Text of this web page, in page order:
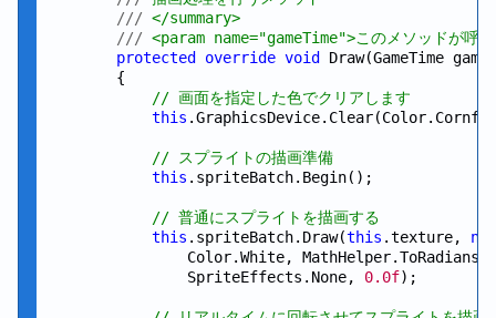
/// </summary>
/// <param name="gameTime">このメソッドが呼
protected
override void
Draw(GameTime
        {
// 画面を指定した色でクリアします
this
// スプライトの描画準備
this .spriteBatch.Begin();
// 普通にスプライトを描画する
this .spriteBatch.Draw(this .texture, new
                Color.White, MathHelper.ToRadians(
                SpriteEffects.None,
0.0f);